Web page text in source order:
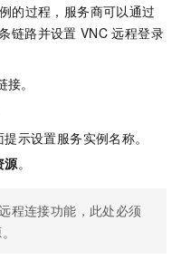
的过程，服务商可以通过
链路并设置 VNC 远程登录
。
示设置服务实例名称。
源。
程连接功能，此处必须